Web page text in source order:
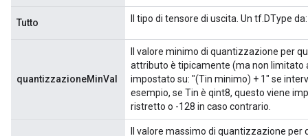
Tutto Il tipo di tensore di uscita. Un tf.DType
quantizzazioneMinVal
Il valore minimo di quantizzazione per
attributo è tipicamente (ma non limitato
impostato su: "(Tin minimo) + 1" se
esempio, se Tin è qint8, questo viene
ristretto o -128 in caso contrario.
Il valore massimo di quantizzazione